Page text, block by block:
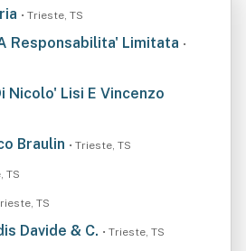
• Trieste, TS
Responsabilita' Limitata •
Nicolo' Lisi E Vincenzo
Braulin • Trieste, TS
TS
TS
Davide & C. • Trieste, TS